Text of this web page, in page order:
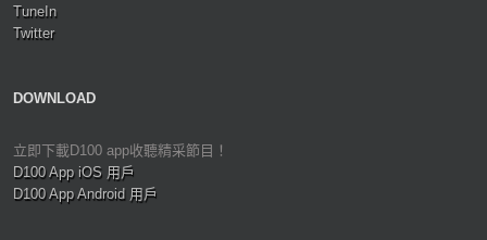
TuneIn
Twitter
DOWNLOAD
立即下載D100 app收聽精采節目！
D100 App iOS 用戶
D100 App Android 用戶